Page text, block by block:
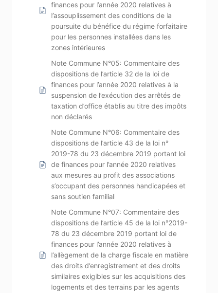
finances pour l’année 2020 relatives à
l’assouplissement des conditions de la
poursuite du bénéfice du régime forfaitaire
pour les personnes installées dans les
zones intérieures
Note Commune N°05: Commentaire des
dispositions de l’article 32 de la loi de
finances pour l’année 2020 relatives à la
suspension de l’exécution des arrêtés de
taxation d’office établis au titre des impôts
non déclarés
Note Commune N°06: Commentaire des
dispositions de l’article 43 de la loi n°
2019-78 du 23 décembre 2019 portant loi
de finances pour l’année 2020 relatives
aux mesures au profit des associations
s’occupant des personnes handicapées et
sans soutien familial
Note Commune N°07: Commentaire des
dispositions de l’article 45 de la loi n°2019-
78 du 23 décembre 2019 portant loi de
finances pour l’année 2020 relatives à
l’allègement de la charge fiscale en matière
des droits d’enregistrement et des droits
similaires exigibles sur les acquisitions des
logements et des terrains par les agents